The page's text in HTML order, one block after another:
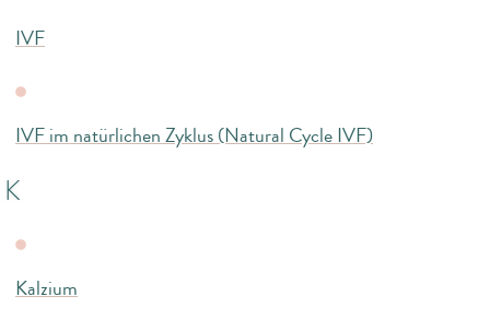
IVF
IVF im natürlichen Zyklus (Natural Cycle IVF)
K
Kalzium